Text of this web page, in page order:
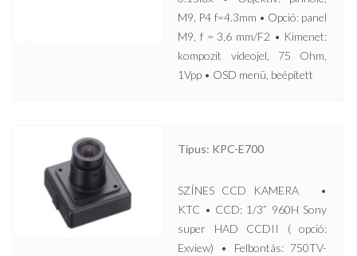
M9, P4 f=4.3mm • Opció: panel
M9, f = 3,6 mm/F2 • Kimenet:
kompozit videojel, 75 Ohm,
1Vpp • OSD menü, beépített
Típus: KPC-E700
SZÍNES CCD KAMERA •
KTC • CCD: 1/3” 960H Sony
super HAD CCDII ( opció:
Exview) • Felbontás: 750TV-